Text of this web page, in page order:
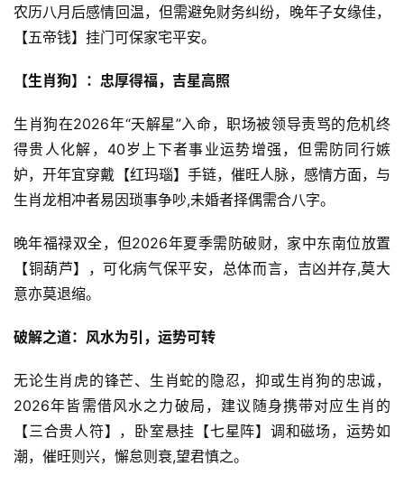
农历八月后感情回温，但需避免财务纠纷，晚年子女缘佳，
【五帝钱】挂门可保家宅平安。
【生肖狗】：忠厚得福，吉星高照
生肖狗在2026年“天解星”入命，职场被领导责骂的危机终
得贵人化解，40岁上下者事业运势增强，但需防同行嫉
妒，开年宜穿戴【红玛瑙】手链，催旺人脉，感情方面，与
生肖龙相冲者易因琐事争吵,未婚者择偶需合八字。
晚年福禄双全，但2026年夏季需防破财，家中东南位放置
【铜葫芦】，可化病气保平安，总体而言，吉凶并存,莫大
意亦莫退缩。
破解之道：风水为引，运势可转
无论生肖虎的锋芒、生肖蛇的隐忍，抑或生肖狗的忠诚，
2026年皆需借风水之力破局，建议随身携带对应生肖的
【三合贵人符】，卧室悬挂【七星阵】调和磁场，运势如
潮，催旺则兴，懈怠则衰,望君慎之。